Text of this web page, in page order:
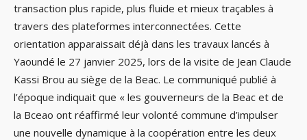
transaction plus rapide, plus fluide et mieux traçables à
travers des plateformes interconnectées. Cette
orientation apparaissait déjà dans les travaux lancés à
Yaoundé le 27 janvier 2025, lors de la visite de Jean Claude
Kassi Brou au siège de la Beac. Le communiqué publié à
l’époque indiquait que « les gouverneurs de la Beac et de
la Bceao ont réaffirmé leur volonté commune d’impulser
une nouvelle dynamique à la coopération entre les deux